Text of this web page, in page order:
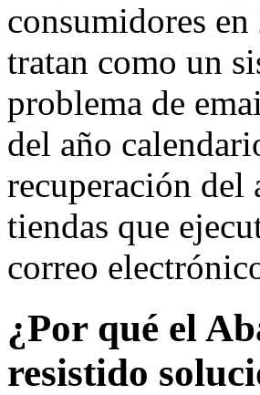
consumidores
tratan como un
problema de
del año
recuperación del
tiendas que
correo
¿Por qué el
resistido